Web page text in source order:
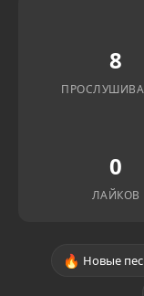
8
0
ЛАЙКОВ
🔥 Новые